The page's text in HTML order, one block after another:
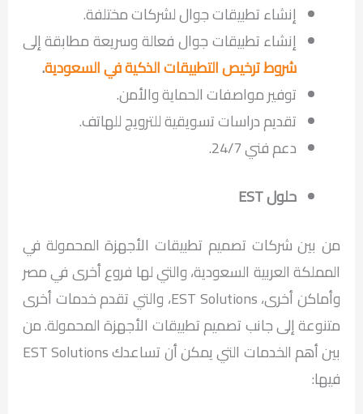
إنشاء تطبيقات جوال لشركات مختلفة.
إنشاء تطبيقات جوال فعالة وسريعة مطابقة إلى
شروط ترخيص التطبيقات الذكية في السعودية.
توفير مواصفات الحماية والأمن.
تقديم دراسات تسويقية للترويج للهاتف.
دعم فني 24/7.
حلول EST
من بين شركات تصميم تطبيقات الأجهزة المحمولة في
المملكة العربية السعودية، والتي لها فروع أخرى في مصر
وأماكن أخرى، EST Solutions، والتي تقدم خدمات أخرى
متنوعة إلى جانب تصميم تطبيقات الأجهزة المحمولة. من
بين أهم الخدمات التي يمكن أن تساعدك EST Solutions
فيها: